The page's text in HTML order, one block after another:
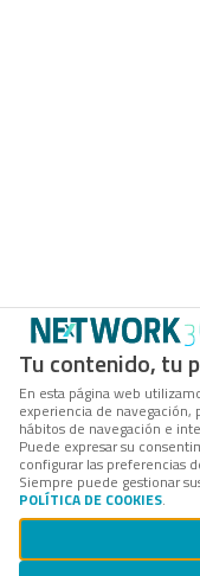
Tu contenido, tu
En esta página web
experiencia de
hábitos de navegación e
Puede expresar su
configurar las preferencias
Siempre puede gestionar
POLÍTICA DE COOKIES.